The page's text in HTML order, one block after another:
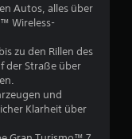
e
e
Autos, alles über
Wireless-
zu den Rillen des
der Straße über
und
Klarheit über